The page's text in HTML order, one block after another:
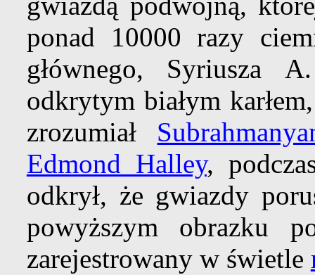
ponad 10000 razy
głównego, Syriusza
odkrytym białym
zrozumiał
Edmond Halley,
odkrył, że gwiazdy
powyższym obrazku
zarejestrowany w świetle